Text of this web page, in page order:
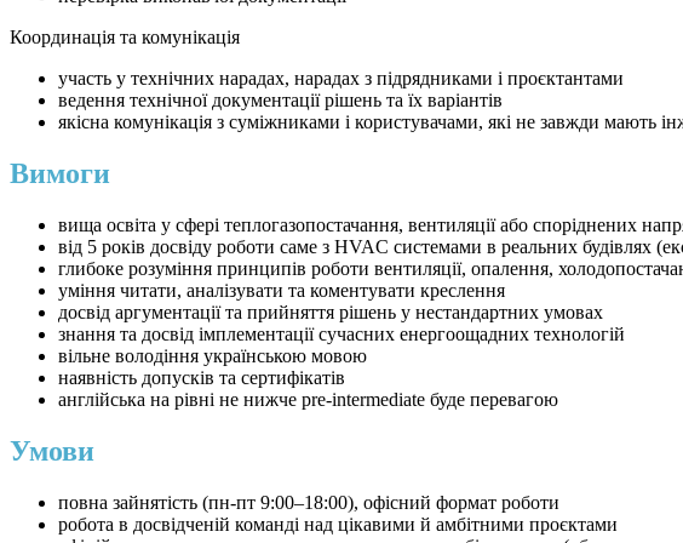
Координація та комунікація
участь у технічних нарадах, нарадах з підрядниками і проєктантами
ведення технічної документації рішень та їх варіантів
якісна комунікація з суміжниками і користувачами, які не завжди мають
Вимоги
вища освіта у сфері теплогазопостачання, вентиляції або споріднених
від 5 років досвіду роботи саме з HVAC системами в реальних будівлях
глибоке розуміння принципів роботи вентиляції, опалення,
уміння читати, аналізувати та коментувати креслення
досвід аргументації та прийняття рішень у нестандартних умовах
знання та досвід імплементації сучасних енергоощадних технологій
вільне володіння українською мовою
наявність допусків та сертифікатів
англійська на рівні не нижче pre-intermediate буде перевагою
Умови
повна зайнятість (пн-пт 9:00–18:00), офісний формат роботи
робота в досвідченій команді над цікавими й амбітними проєктами